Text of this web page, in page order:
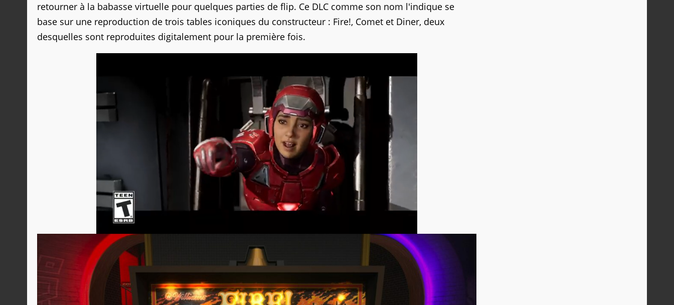
retourner à la babasse virtuelle pour quelques parties de flip. Ce DLC comme son nom l'indique se
base sur une reproduction de trois tables iconiques du constructeur : Fire!, Comet et Diner, deux
desquelles sont reproduites digitalement pour la première fois.